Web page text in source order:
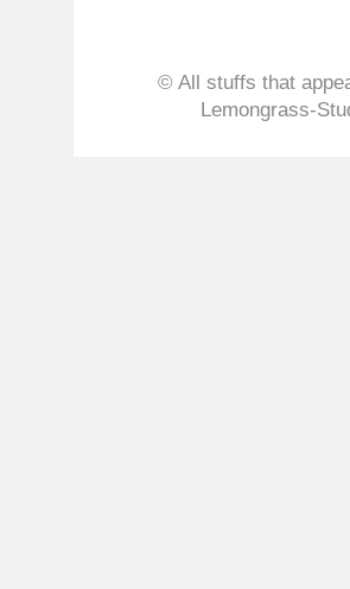
© All stuffs that
Lemongrass-